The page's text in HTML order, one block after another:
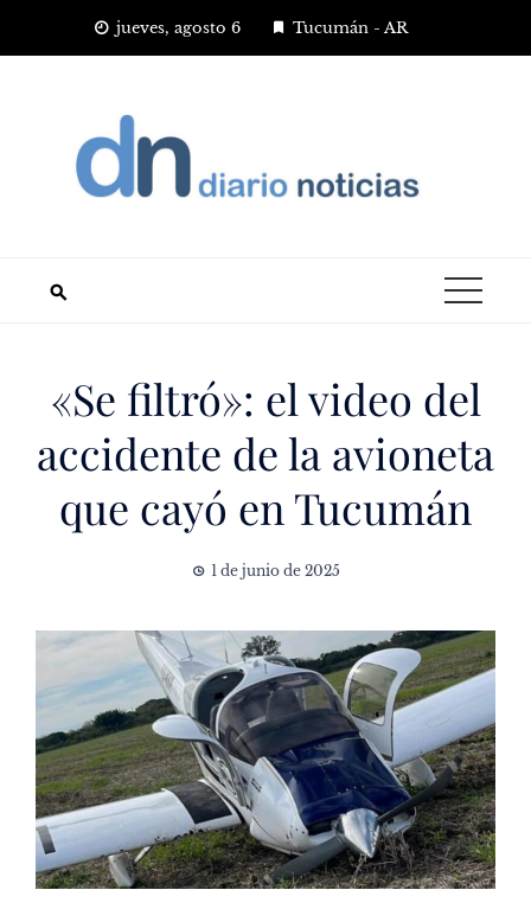
jueves, agosto 6 Tucumán - AR
«Se filtró»: el video del
accidente de la avioneta
que cayó en Tucumán
1 de junio de 2025